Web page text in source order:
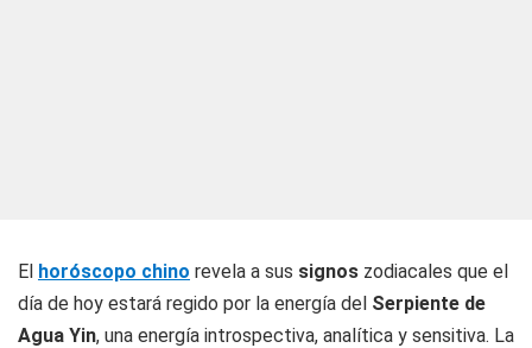
El horóscopo chino revela a sus signos zodiacales que el
día de hoy estará regido por la energía del Serpiente de
Agua Yin, una energía introspectiva, analítica y sensitiva. La